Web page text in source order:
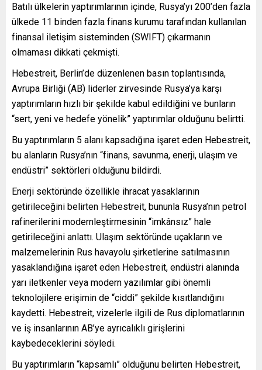
Batılı ülkelerin yaptırımlarının içinde, Rusya’yı 200’den fazla
ülkede 11 binden fazla finans kurumu tarafından kullanılan
finansal iletişim sisteminden (SWIFT) çıkarmanın
olmaması dikkati çekmişti.
Hebestreit, Berlin’de düzenlenen basın toplantısında,
Avrupa Birliği (AB) liderler zirvesinde Rusya’ya karşı
yaptırımların hızlı bir şekilde kabul edildiğini ve bunların
“sert, yeni ve hedefe yönelik” yaptırımlar olduğunu belirtti.
Bu yaptırımların 5 alanı kapsadığına işaret eden Hebestreit,
bu alanların Rusya’nın “finans, savunma, enerji, ulaşım ve
endüstri” sektörleri olduğunu bildirdi.
Enerji sektöründe özellikle ihracat yasaklarının
getirileceğini belirten Hebestreit, bununla Rusya’nın petrol
rafinerilerini modernleştirmesinin “imkânsız” hale
getirileceğini anlattı. Ulaşım sektöründe uçakların ve
malzemelerinin Rus havayolu şirketlerine satılmasının
yasaklandığına işaret eden Hebestreit, endüstri alanında
yarı iletkenler veya modern yazılımlar gibi önemli
teknolojilere erişimin de “ciddi” şekilde kısıtlandığını
kaydetti. Hebestreit, vizelerle ilgili de Rus diplomatlarının
ve iş insanlarının AB’ye ayrıcalıklı girişlerini
kaybedeceklerini söyledi.
Bu yaptırımların “kapsamlı” olduğunu belirten Hebestreit,